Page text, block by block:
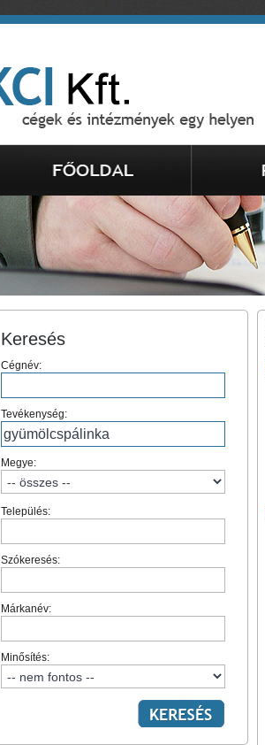
Keresés
Cégnév:
Tevékenység:
Megye:
Település:
Szókeresés:
Márkanév:
Minősítés: